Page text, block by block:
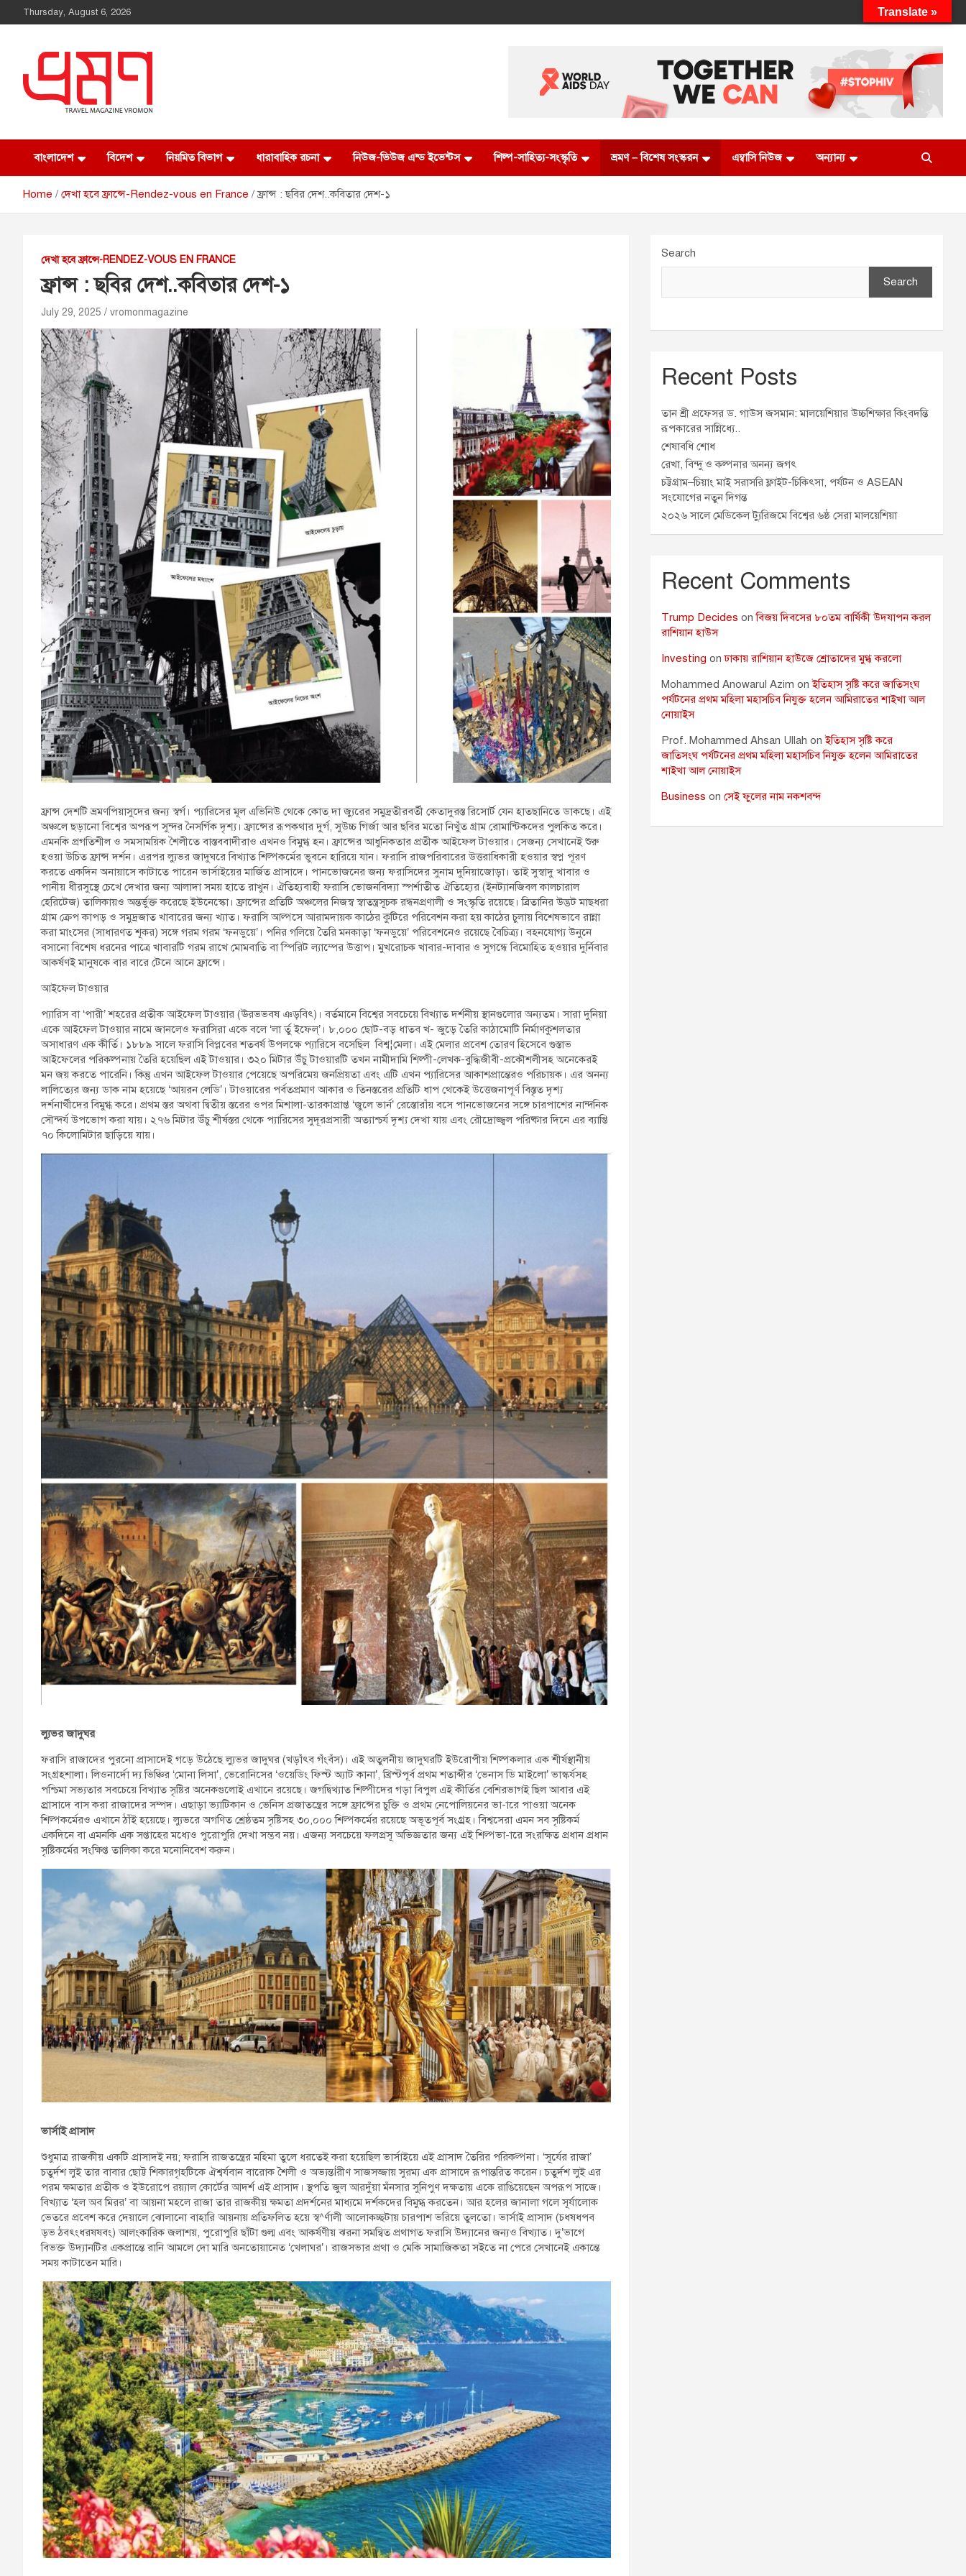
Thursday, August 6, 2026
Vromon Magazine
বাংলাদেশ বিদেশ নিয়মিত বিভাগ ধারাবাহিক রচনা নিউজ-ভিউজ এন্ড ইভেন্টস শিল্প-সাহিত্য-সংস্কৃতি ভ্রমণ – বিশেষ সংস্করন এম্বাসি নিউজ অন্যান্য
Home দেখা হবে ফ্রান্সে-Rendez-vous en France ফ্রান্স : ছবির দেশ..কবিতার দেশ-১
দেখা হবে ফ্রান্সে-RENDEZ-VOUS EN FRANCE
ফ্রান্স : ছবির দেশ..কবিতার দেশ-১
July 29, 2025 vromonmagazine
ফ্রান্স দেশটি ভ্রমণপিয়াসুদের জন্য স্বর্গ। প্যারিসের মূল এভিনিউ থেকে কোত্ দা জ্যুরের সমুদ্রতীরবর্তী কেতাদুরস্ত রিসোর্ট যেন হাতছানিতে ডাকছে। এই
অঞ্চলে ছড়ানো বিশ্বের অপরূপ সুন্দর নৈসর্গিক দৃশ্য। ফ্রান্সের রূপকথার দুর্গ, সুউচ্চ গির্জা আর ছবির মতো নিখুঁত গ্রাম রোমান্টিকদের পুলকিত করে।
এমনকি প্রগতিশীল ও সমসাময়িক শৈলীতে বাস্তববাদীরাও এখনও বিমুগ্ধ হন। ফ্রান্সের আধুনিকতার প্রতীক আইফেল টাওয়ার। সেজন্য সেখানেই শুরু
হওয়া উচিত ফ্রান্স দর্শন। এরপর ল্যুভর জাদুঘরে বিখ্যাত শিল্পকর্মের ভুবনে হারিয়ে যান। ফরাসি রাজপরিবারের উত্তরাধিকারী হওয়ার স্বপ্ন পূরণ
করতে একদিন অনায়াসে কাটাতে পারেন ভার্সাইয়ের মার্জিত প্রাসাদে। পানভোজনের জন্য ফরাসিদের সুনাম দুনিয়াজোড়া। তাই সুস্বাদু খাবার ও
পানীয় ধীরসুস্থে চেখে দেখার জন্য আলাদা সময় হাতে রাখুন। ঐতিহ্যবাহী ফরাসি ভোজনবিদ্যা স্পর্শাতীত ঐতিহ্যের (ইনট্যানজিবল কালচারাল
হেরিটেজ) তালিকায়ও অন্তর্ভুক্ত করেছে ইউনেস্কো। ফ্রান্সের প্রতিটি অঞ্চলের নিজস্ব স্বাতন্ত্রসূচক রন্ধনপ্রণালী ও সংস্কৃতি রয়েছে। ব্রিতানির উদ্ভট মাছধরা
গ্রাম ক্রেপ কাপড় ও সমুদ্রজাত খাবারের জন্য খ্যাত। ফরাসি আল্পসে আরামদায়ক কাঠের কুটিরে পরিবেশন করা হয় কাঠের চুলায় বিশেষভাবে রান্না
করা মাংসের (সাধারণত শূকর) সঙ্গে গরম গরম ‘ফনডুয়ে’। পনির গলিয়ে তৈরি মনকাড়া ‘ফনডুয়ে’ পরিবেশনেও রয়েছে বৈচিত্র্য। বহনযোগ্য উনুনে
বসানো বিশেষ ধরনের পাত্রে খাবারটি গরম রাখে মোমবাতি বা স্পিরিট ল্যাম্পের উত্তাপ। মুখরোচক খাবার-দাবার ও সুগন্ধে বিমোহিত হওয়ার দুর্নিবার
আকর্ষণই মানুষকে বার বারে টেনে আনে ফ্রান্সে।
আইফেল টাওয়ার
প্যারিস বা ‘পারী’ শহরের প্রতীক আইফেল টাওয়ার (ঊরভভবষ ঞড়বিৎ)। বর্তমানে বিশ্বের সবচেয়ে বিখ্যাত দর্শনীয় স্থানগুলোর অন্যতম। সারা দুনিয়া
একে আইফেল টাওয়ার নামে জানলেও ফরাসিরা একে বলে ‘লা র্তু ইফেল্’। ৮,০০০ ছোট-বড় ধাতব খ- জুড়ে তৈরি কাঠামোটি নির্মাণকুশলতার
অসাধারণ এক কীর্তি। ১৮৮৯ সালে ফরাসি বিপ্লবের শতবর্ষ উপলক্ষে প্যারিসে বসেছিল বিশ্ব¦মেলা। এই মেলার প্রবেশ তোরণ হিসেবে গুস্তাভ
আইফেলের পরিকল্পনায় তৈরি হয়েছিল এই টাওয়ার। ৩২০ মিটার উঁচু টাওয়ারটি তখন নামীদামি শিল্পী-লেখক-বুদ্ধিজীবী-প্রকৌশলীসহ অনেকেরই
মন জয় করতে পারেনি। কিন্তু এখন আইফেল টাওয়ার পেয়েছে অপরিমেয় জনপ্রিয়তা এবং এটি এখন প্যারিসের আকাশপ্রান্তেরও পরিচায়ক। এর অনন্য
লালিত্যের জন্য ডাক নাম হয়েছে ‘আয়রন লেডি’। টাওয়ারের পর্বতপ্রমাণ আকার ও তিনস্তরের প্রতিটি ধাপ থেকেই উত্তেজনাপূর্ণ বিস্তৃত দৃশ্য
দর্শনার্থীদের বিমুগ্ধ করে। প্রথম স্তর অথবা দ্বিতীয় স্তরের ওপর মিশালা-তারকাপ্রাপ্ত ‘জুলে ভার্ন’ রেস্তোরাঁয় বসে পানভোজনের সঙ্গে চারপাশের নান্দনিক
সৌন্দর্য উপভোগ করা যায়। ২৭৬ মিটার উঁচু শীর্ষস্তর থেকে প্যারিসের সুদূরপ্রসারী অত্যাশ্চর্য দৃশ্য দেখা যায় এবং রৌদ্রোজ্জ্বল পরিষ্কার দিনে এর ব্যাপ্তি
৭০ কিলোমিটার ছাড়িয়ে যায়।
ল্যুভর জাদুঘর
ফরাসি রাজাদের পুরনো প্রাসাদেই গড়ে উঠেছে ল্যুভর জাদুঘর (খড়াঁৎব গঁংবঁস)। এই অতুলনীয় জাদুঘরটি ইউরোপীয় শিল্পকলার এক শীর্ষস্থানীয়
সংগ্রহশালা। লিওনার্দো দ্য ভিঞ্চির ‘মোনা লিসা’, ভেরোনিসের ‘ওয়েডিং ফিস্ট অ্যাট কানা’, খ্রিস্টপূর্ব প্রথম শতাব্দীর ‘ভেনাস ডি মাইলো’ ভাস্কর্যসহ
পশ্চিমা সভ্যতার সবচেয়ে বিখ্যাত সৃষ্টির অনেকগুলোই এখানে রয়েছে। জগদ্বিখ্যাত শিল্পীদের গড়া বিপুল এই কীর্তির বেশিরভাগই ছিল আবার এই
প্র্রাসাদে বাস করা রাজাদের সম্পদ। এছাড়া ভ্যাটিকান ও ভেনিস প্রজাতন্ত্রের সঙ্গে ফ্রান্সের চুক্তি ও প্রথম নেপোলিয়নের ভা-ারে পাওয়া অনেক
শিল্পকর্মেরও এখানে ঠাঁই হয়েছে। ল্যুভরে অগণিত শ্রেষ্ঠতম সৃষ্টিসহ ৩০,০০০ শিল্পকর্মের রয়েছে অভূতপূর্ব সংগ্র্রহ। বিশ্বসেরা এমন সব সৃষ্টিকর্ম
একদিনে বা এমনকি এক সপ্তাহের মধ্যেও পুরোপুরি দেখা সম্ভব নয়। এজন্য সবচেয়ে ফলপ্রসূ অভিজ্ঞতার জন্য এই শিল্পভা-ারে সংরক্ষিত প্রধান প্রধান
সৃষ্টিকর্মের সংক্ষিপ্ত তালিকা করে মনোনিবেশ করুন।
ভার্সাই প্রাসাদ
শুধুমাত্র রাজকীয় একটি প্রাসাদই নয়; ফরাসি রাজতন্ত্রের মহিমা তুলে ধরতেই করা হয়েছিল ভার্সাইয়ে এই প্রাসাদ তৈরির পরিকল্পনা। ‘সূর্যের রাজা’
চতুর্দশ লুই তার বাবার ছোট্ট শিকারগৃহটিকে ঐশ্বর্যবান বারোক শৈলী ও অভ্যন্তÍরীণ সাজসজ্জায় সুরম্য এক প্রাসাদে রূপান্তরিত করেন। চতুর্দশ লুই এর
পরম ক্ষমতার প্রতীক ও ইউরোপে রয়্যাল কোর্টের আদর্শ এই প্রাসাদ। স্থপতি জুল আরদুঁয়া মঁনসার সুনিপুণ দক্ষতায় একে রাঙিয়েছেন অপরূপ সাজে।
বিখ্যাত ‘হল অব মিরর’ বা আয়না মহলে রাজা তার রাজকীয় ক্ষমতা প্রদর্শনের মাধ্যমে দর্শকদের বিমুগ্ধ করতেন। আর হলের জানালা গলে সূর্যালোক
ভেতরে প্রবেশ করে দেয়ালে ঝোলানো বাহারি আয়নায় প্রতিফলিত হয়ে স্ব^র্ণালী আলোকচ্ছটায় চারপাশ ভরিয়ে তুলতো। ভার্সাই প্রাসাদ (চধষধপব
ড়ভ ঠবৎংধরষষবং) আলংকারিক জলাশয়, পুরোপুরি ছাঁটা গুল্ম এবং আকর্ষণীয় ঝরনা সমন্বিত প্রথাগত ফরাসি উদ্যানের জন্যও বিখ্যাত। দু’ভাগে
বিভক্ত উদ্যানটির একপ্রান্তে রানি আমলে দো মারি অনতোয়ানেত ‘খেলাঘর’। রাজসভার প্রথা ও মেকি সামাজিকতা সইতে না পেরে সেখানেই একান্তে
সময় কাটাতেন মারি।
Search
Search
Recent Posts
তান শ্রী প্রফেসর ড. গাউস জসমান: মালয়েশিয়ার উচ্চশিক্ষার কিংবদন্তি
রূপকারের সান্নিধ্যে..
শেষাবধি শোধ
রেখা, বিন্দু ও কল্পনার অনন্য জগৎ
চট্টগ্রাম–চিয়াং মাই সরাসরি ফ্লাইট-চিকিৎসা, পর্যটন ও ASEAN
সংযোগের নতুন দিগন্ত
২০২৬ সালে মেডিকেল ট্যুরিজমে বিশ্বের ৬ষ্ঠ সেরা মালয়েশিয়া
Recent Comments
Trump Decides onবিজয় দিবসের ৮০তম বার্ষিকী উদযাপন করল
রাশিয়ান হাউস
Investing onঢাকায় রাশিয়ান হাউজে শ্রোতাদের মুগ্ধ করলো
Mohammed Anowarul Azim onইতিহাস সৃষ্টি করে জাতিসংঘ
পর্যটনের প্রথম মহিলা মহাসচিব নিযুক্ত হলেন আমিরাতের শাইখা আল
নোয়াইস
Prof. Mohammed Ahsan Ullah onইতিহাস সৃষ্টি করে
জাতিসংঘ পর্যটনের প্রথম মহিলা মহাসচিব নিযুক্ত হলেন আমিরাতের
শাইখা আল নোয়াইস
Business onসেই ফুলের নাম নকশবন্দ
Translate »